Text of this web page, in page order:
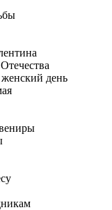
день